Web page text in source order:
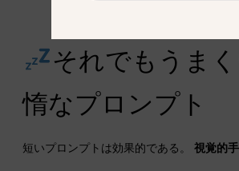
それでもうま
惰なプロンプト
短いプロンプトは効果的である。視覚的